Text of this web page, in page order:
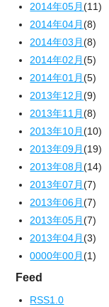
2014年05月(11)
2014年04月(8)
2014年03月(8)
2014年02月(5)
2014年01月(5)
2013年12月(9)
2013年11月(8)
2013年10月(10)
2013年09月(19)
2013年08月(14)
2013年07月(7)
2013年06月(7)
2013年05月(7)
2013年04月(3)
0000年00月(1)
Feed
RSS1.0